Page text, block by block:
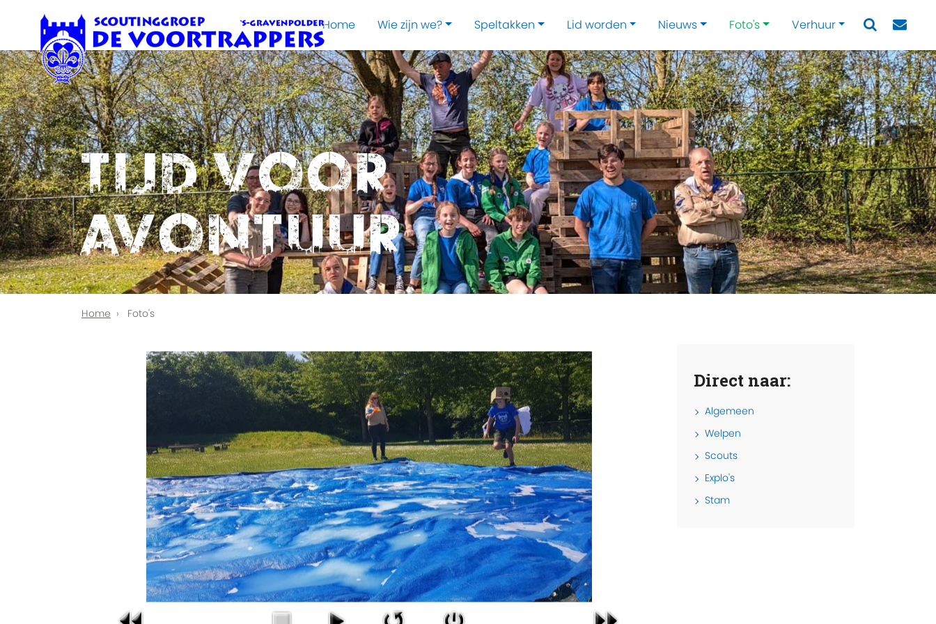
Home Wie zijn we? Speltakken Lid worden Nieuws Foto's Verhuur
Tijd voor
avontuur
Home Foto's
Direct naar:
Algemeen
Welpen
Scouts
Explo's
Stam